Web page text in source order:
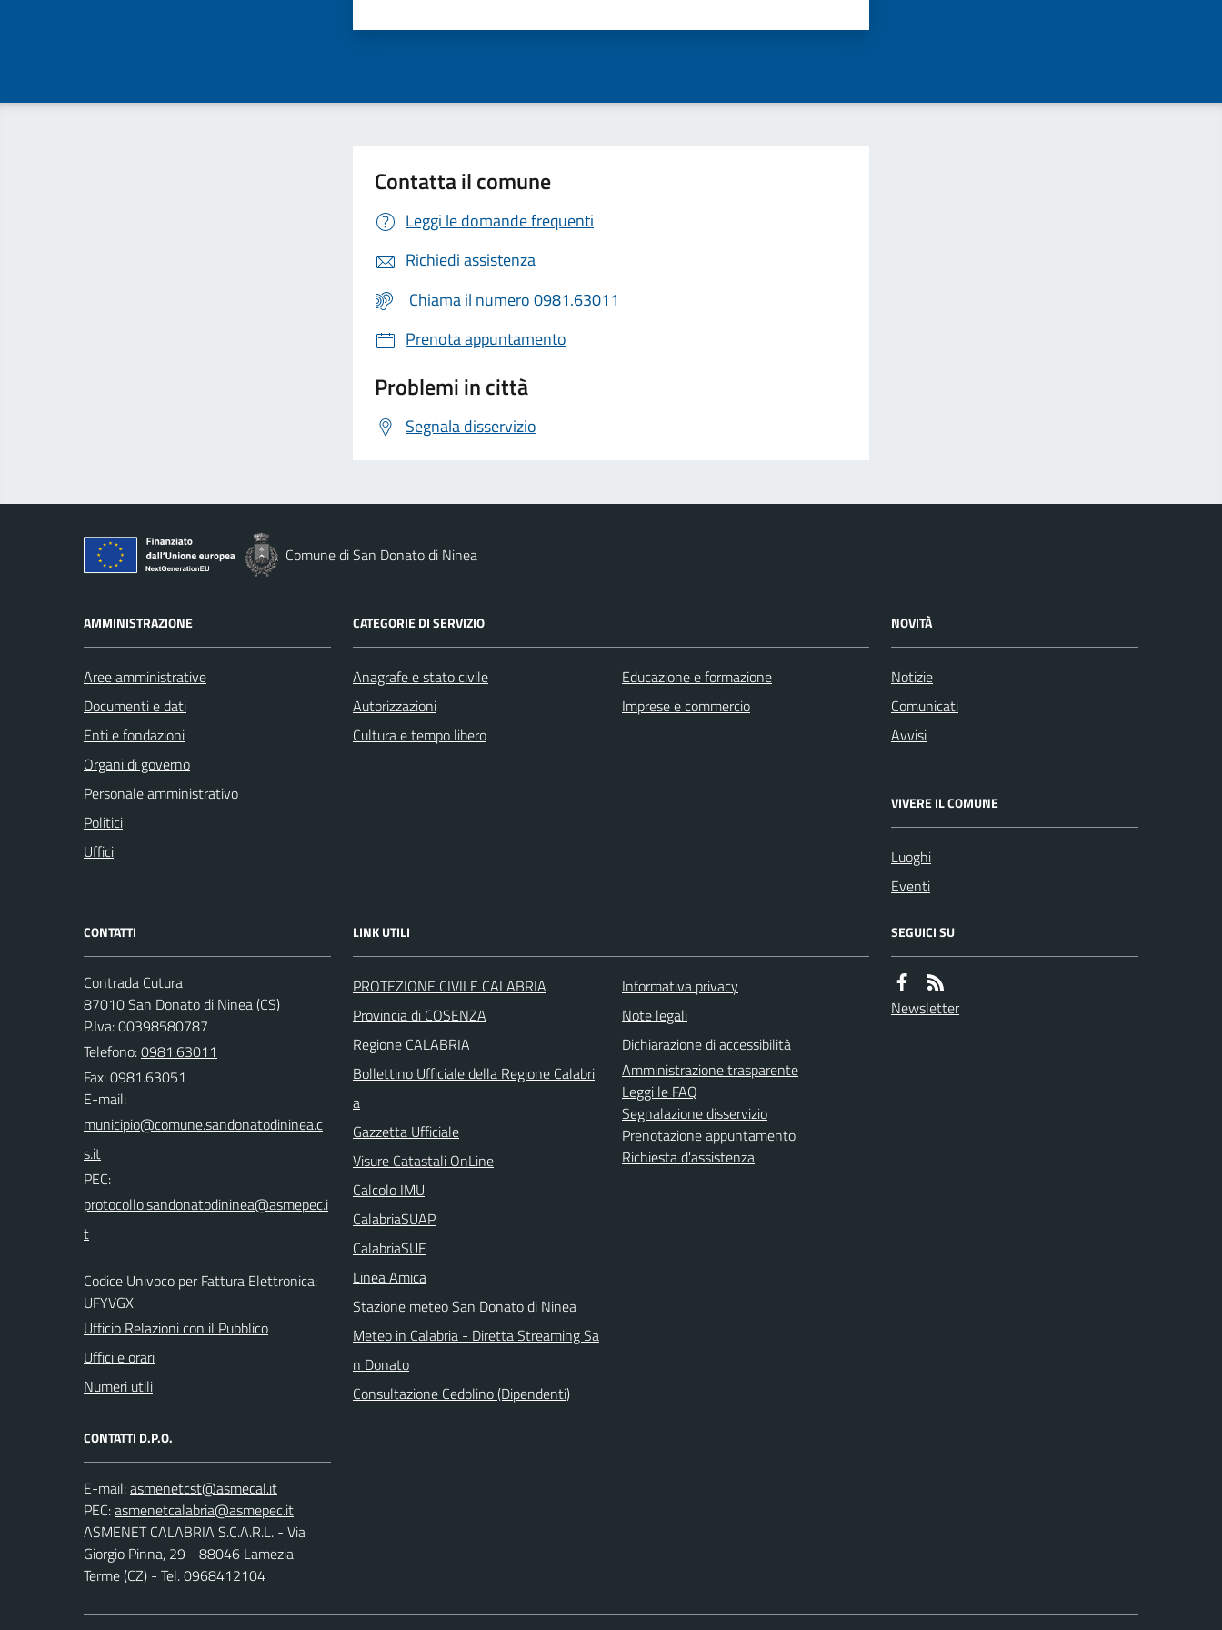
Contatta il comune
Leggi le domande frequenti
Richiedi assistenza
Chiama il numero 0981.63011
Prenota appuntamento
Problemi in città
Segnala disservizio
Comune di San Donato di Ninea
AMMINISTRAZIONE
Aree amministrative
Documenti e dati
Enti e fondazioni
Organi di governo
Personale amministrativo
Politici
Uffici
CATEGORIE DI SERVIZIO
Anagrafe e stato civile
Autorizzazioni
Cultura e tempo libero
Educazione e formazione
Imprese e commercio
NOVITÀ
Notizie
Comunicati
Avvisi
VIVERE IL COMUNE
Luoghi
Eventi
CONTATTI
Contrada Cutura
87010 San Donato di Ninea (CS)
P.Iva: 00398580787
Telefono:0981.63011
Fax: 0981.63051
E-mail:
PEC:
Codice Univoco per Fattura Elettronica:
UFYVGX
Ufficio Relazioni con il Pubblico
Uffici e orari
Numeri utili
CONTATTI D.P.O.
E-mail:
PEC:
ASMENET CALABRIA S.C.A.R.L. - Via
Giorgio Pinna, 29 - 88046 Lamezia
Terme (CZ) - Tel. 0968412104
LINK UTILI
PROTEZIONE CIVILE CALABRIA
Provincia di COSENZA
Regione CALABRIA
Bollettino Ufficiale della Regione Calabri
a
Gazzetta Ufficiale
Visure Catastali OnLine
Calcolo IMU
CalabriaSUAP
CalabriaSUE
Linea Amica
Stazione meteo San Donato di Ninea
Meteo in Calabria - Diretta Streaming Sa
n Donato
Consultazione Cedolino (Dipendenti)
Informativa privacy
Note legali
Dichiarazione di accessibilità
Amministrazione trasparente
Leggi le FAQ
Segnalazione disservizio
Prenotazione appuntamento
Richiesta d'assistenza
SEGUICI SU
Newsletter